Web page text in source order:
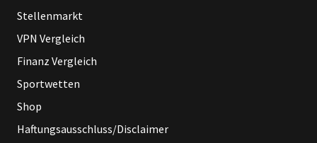
Stellenmarkt
VPN Vergleich
Finanz Vergleich
Sportwetten
Shop
Haftungsausschluss/Disclaimer